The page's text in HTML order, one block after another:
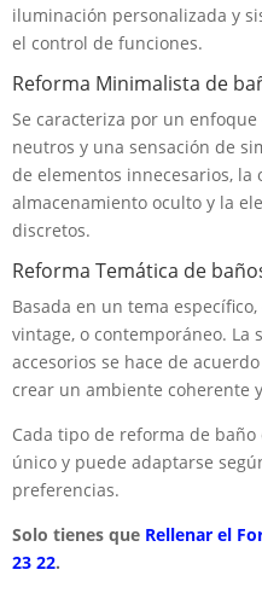
iluminación personalizada y
el control de funciones.
Reforma Minimalista de
Se caracteriza por un
neutros y una sensación de
de elementos innecesarios,
almacenamiento oculto y la
discretos.
Reforma Temática de
Basada en un tema
vintage, o contemporáneo. La
accesorios se hace de
crear un ambiente coherente
Cada tipo de reforma de
único y puede adaptarse
preferencias.
Solo tienes que Rellenar el
23 22.